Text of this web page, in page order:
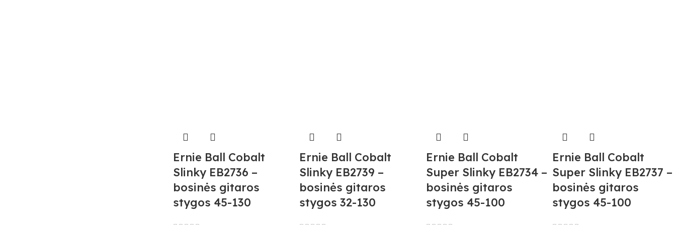
Ernie Ball Cobalt
Slinky EB2736 –
bosinės gitaros
stygos 45-130
Ernie Ball Cobalt
Slinky EB2739 –
bosinės gitaros
stygos 32-130
Ernie Ball Cobalt
Super Slinky EB2734 –
bosinės gitaros
stygos 45-100
Ernie Ball Cobalt
Super Slinky EB2737 –
bosinės gitaros
stygos 45-100